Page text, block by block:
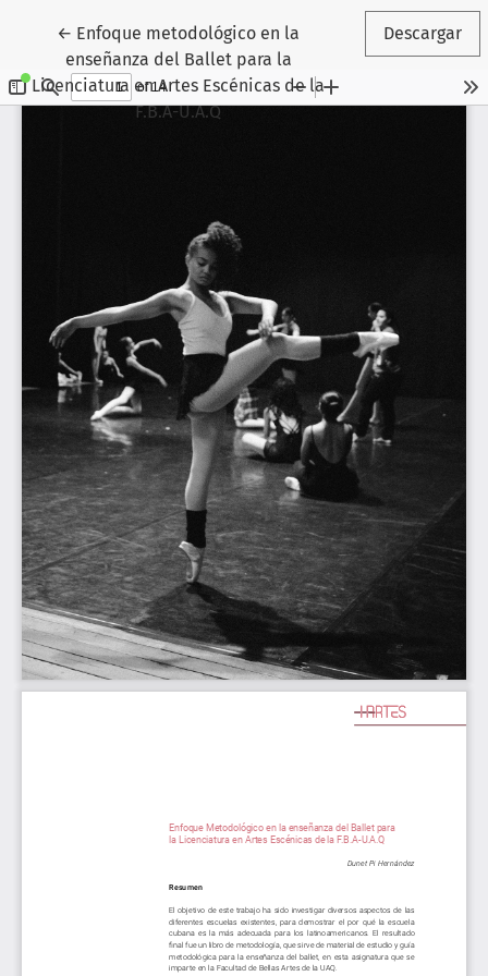
← Volver a los detalles del artículo
Enfoque metodológico en la
enseñanza del Ballet para la
Licenciatura en Artes Escénicas de la
F.B.A-U.A.Q
Descargar